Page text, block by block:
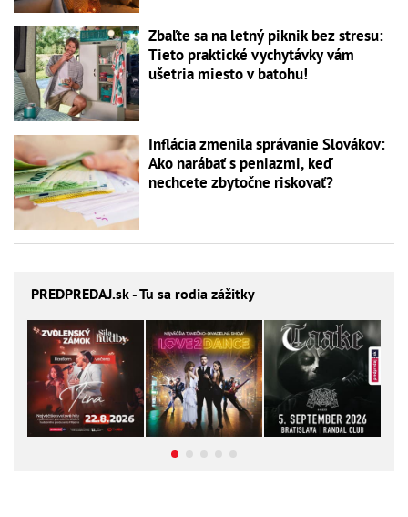
Zbaľte sa na letný piknik bez stresu:
Tieto praktické vychytávky vám
ušetria miesto v batohu!
Inflácia zmenila správanie Slovákov:
Ako narábať s peniazmi, keď
nechcete zbytočne riskovať?
PREDPREDAJ.sk - Tu sa rodia zážitky